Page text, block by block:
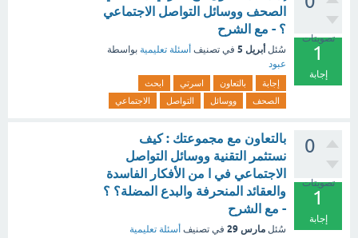
تصويتات
1
إجابة
الصحف ووسائل التواصل الاجتماعي
؟ - مع الشرح
سُئل أبريل 5 في تصنيف أسئلة تعليمية بواسطة
عبود
إجابة بالتعاون اسرتي
ابحث
الصحف
ووسائل التواصل الاجتماعي
0
تصويتات
1
إجابة
بالتعاون مع مجموعتك : كيف
نستثمر التقنية ووسائل التواصل
الاجتماعي في ا من الأفكار الفاسدة
والعقائد المنحرفة والبدع المضلة؟ ؟
- مع الشرح
سُئل مارس 29 في تصنيف أسئلة تعليمية